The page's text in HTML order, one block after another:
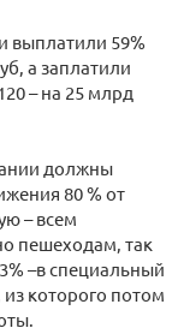
выплатили 59%
а заплатили
– на 25 млрд
должны
80 % от
– всем
пешеходам, так
–в специальный
которого потом